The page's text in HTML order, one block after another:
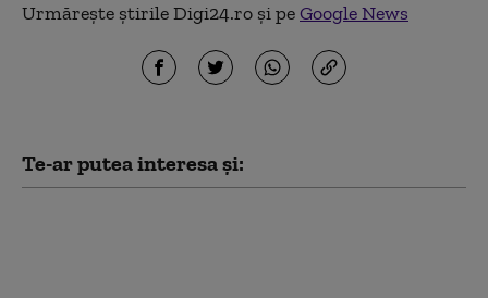
Urmărește știrile Digi24.ro și peGoogle News
Te-ar putea interesa și: